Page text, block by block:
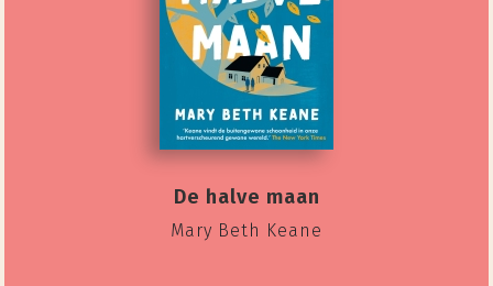
De halve maan
Mary Beth Keane